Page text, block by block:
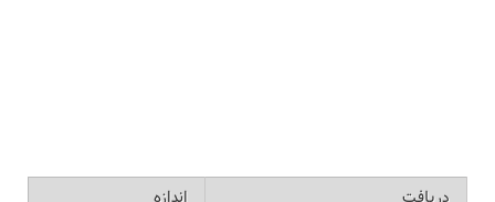
دریافت اندازه